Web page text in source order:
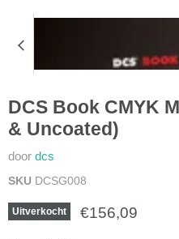
DCS Book CMYK
& Uncoated)
door dcs
SKU DCSG008
Uitverkocht Huidige prijs
€156,09